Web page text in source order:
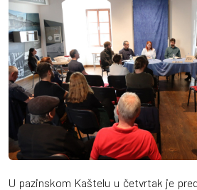
U pazinskom Kaštelu u četvrtak je